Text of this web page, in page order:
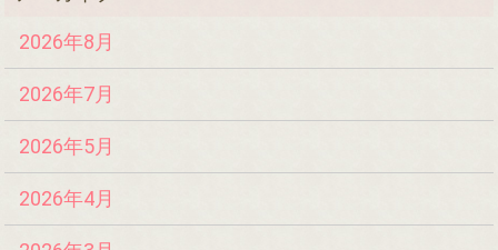
2026年8月
2026年7月
2026年5月
2026年4月